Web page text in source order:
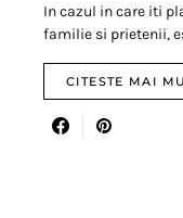
In cazul in care iti
familie si prietenii,
CITESTE MAI